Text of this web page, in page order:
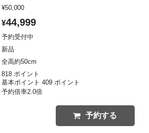
¥50,000
¥44,999
予約受付中
新品
全高約50cm
818 ポイント
基本ポイント 409 ポイント
予約倍率2.0倍
予約する